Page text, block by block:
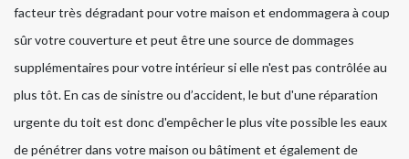
facteur très dégradant pour votre maison et endommagera à coup
sûr votre couverture et peut être une source de dommages
supplémentaires pour votre intérieur si elle n'est pas contrôlée au
plus tôt. En cas de sinistre ou d’accident, le but d'une réparation
urgente du toit est donc d'empêcher le plus vite possible les eaux
de pénétrer dans votre maison ou bâtiment et également de